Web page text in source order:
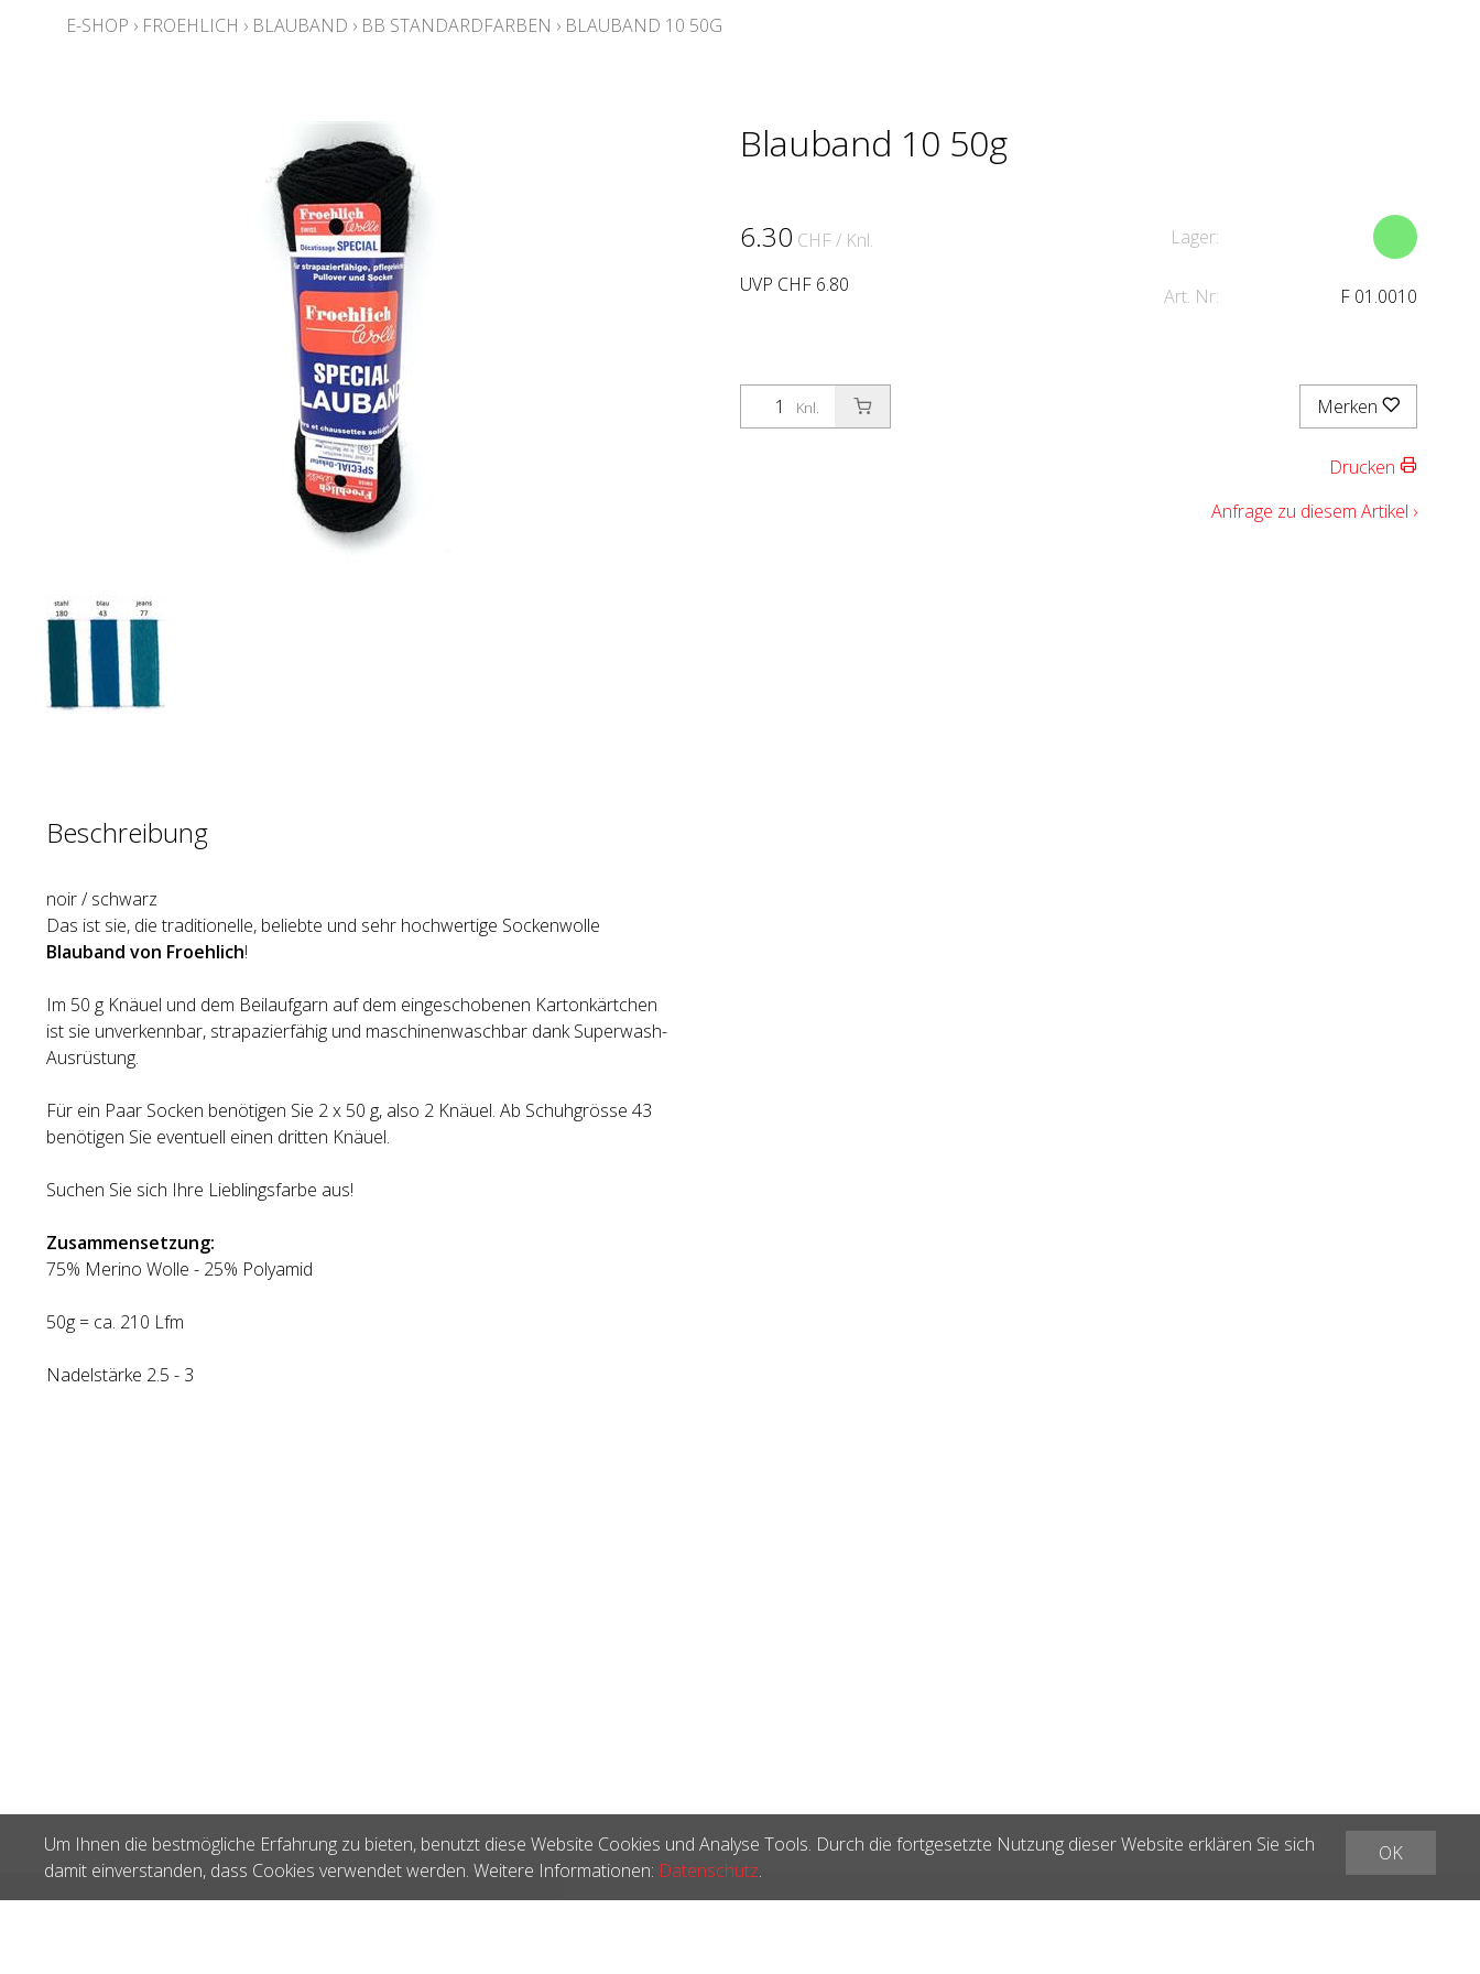
E-SHOP › FROEHLICH › BLAUBAND › BB STANDARDFARBEN › BLAUBAND 10 50G
Blauband 10 50g
6.30 CHF / Knl.
UVP CHF 6.80
Lager:
Art. Nr: F 01.0010
Knl. Merken
Drucken
Anfrage zu diesem Artikel ›
Beschreibung
noir / schwarz
Das ist sie, die traditionelle, beliebte und sehr hochwertige Sockenwolle
Blauband von Froehlich!
Im 50 g Knäuel und dem Beilaufgarn auf dem eingeschobenen Kartonkärtchen
ist sie unverkennbar, strapazierfähig und maschinenwaschbar dank Superwash-
Ausrüstung.
Für ein Paar Socken benötigen Sie 2 x 50 g, also 2 Knäuel. Ab Schuhgrösse 43
benötigen Sie eventuell einen dritten Knäuel.
Suchen Sie sich Ihre Lieblingsfarbe aus!
Zusammensetzung:
75% Merino Wolle - 25% Polyamid
50g = ca. 210 Lfm
Nadelstärke 2.5 - 3
OK
Um Ihnen die bestmögliche Erfahrung zu bieten, benutzt diese Website Cookies und Analyse Tools. Durch die fortgesetzte Nutzung dieser Website erklären Sie sich
damit einverstanden, dass Cookies verwendet werden. Weitere Informationen: Datenschutz.